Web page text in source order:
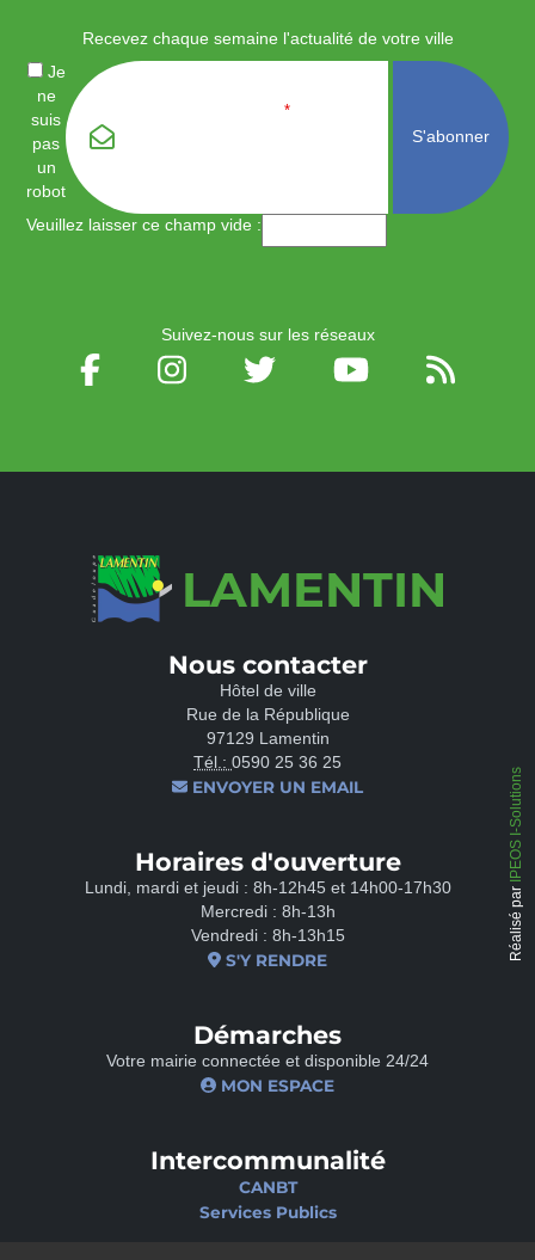
LAMENTIN
Nous contacter
Hôtel de ville
Rue de la République
97129 Lamentin
Tél.: 0590 25 36 25
ENVOYER UN EMAIL
Horaires d'ouverture
Lundi, mardi et jeudi : 8h-12h45 et 14h00-17h30
Mercredi : 8h-13h
Vendredi : 8h-13h15
S'Y RENDRE
Démarches
Votre mairie connectée et disponible 24/24
MON ESPACE
Intercommunalité
CANBT
Services Publics
Recevez chaque semaine l'actualité de votre ville
Je
ne
suis
pas
un
robot
*
Veuillez laisser ce champ vide :
Suivez-nous sur les réseaux
Réalisé par
IPEOS I-Solutions